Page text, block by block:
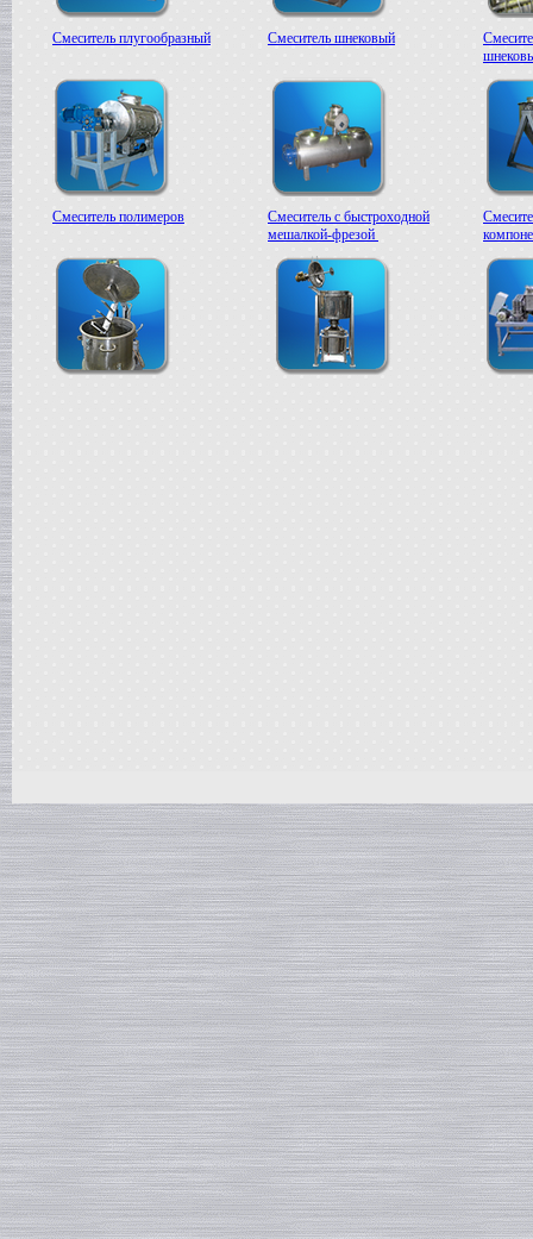
Смеситель плугообразный Смеситель шнековый
Смеситель полимеров
Смеситель с быстроходной
мешалкой-фрезой